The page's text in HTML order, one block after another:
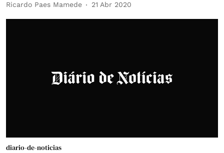
Ricardo Paes Mamede 21 Abr 2020
diario-de-noticias